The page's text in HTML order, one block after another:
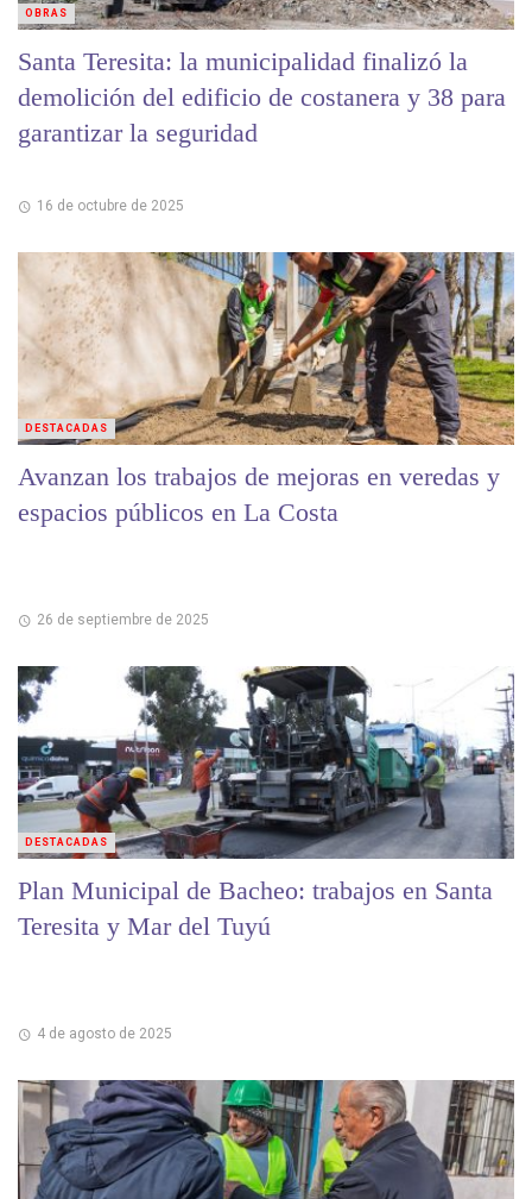
Santa Teresita: la municipalidad finalizó la
demolición del edificio de costanera y 38 para
garantizar la seguridad
16 de octubre de 2025
OBRAS
Avanzan los trabajos de mejoras en veredas y
espacios públicos en La Costa
26 de septiembre de 2025
DESTACADAS
Plan Municipal de Bacheo: trabajos en Santa
Teresita y Mar del Tuyú
4 de agosto de 2025
DESTACADAS